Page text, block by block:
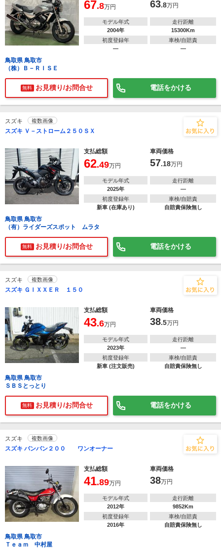
67.8万円 63.8万円
モデル年式
2004年
走行距離
15300Km
初度登録年
―
車検/自賠責
―
鳥取県 鳥取市
（株）Ｂ－ＲＩＳＥ
無料 お見積り/お問合せ 電話をかける
スズキ 複数画像
スズキ Ｖ－ストローム２５０ＳＸ
支払総額 車両価格
62.49万円 57.18万円
モデル年式
2025年
走行距離
―
初度登録年
新車 (在庫あり)
車検/自賠責
自賠責保険無し
鳥取県 鳥取市
（有）ライダーズスポット ムラタ
無料 お見積り/お問合せ 電話をかける
スズキ 複数画像
スズキ ＧＩＸＸＥＲ １５０
支払総額 車両価格
43.6万円 38.5万円
モデル年式
2023年
走行距離
―
初度登録年
新車 (注文販売)
車検/自賠責
自賠責保険無し
鳥取県 鳥取市
ＳＢＳとっとり
無料 お見積り/お問合せ 電話をかける
スズキ 複数画像
スズキ バンバン２００ ワンオーナー
支払総額 車両価格
41.89万円 38万円
モデル年式
2012年
走行距離
9852Km
初度登録年
2016年
車検/自賠責
自賠責保険無し
鳥取県 鳥取市
Ｔｅａｍ 中村屋